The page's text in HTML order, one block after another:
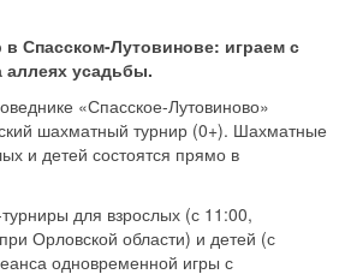
Спасском-Лутовинове: играем с
аллеях усадьбы.
«Спасское-Лутовиново»
шахматный турнир (0+). Шахматные
и детей состоятся прямо в
для взрослых (с 11:00,
Орловской области) и детей (с
одновременной игры с